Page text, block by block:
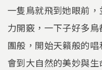
一隻鳥就飛到她眼前
力開竅，一下子好多
團般，開始天籟般的
會到大自然的美妙與生